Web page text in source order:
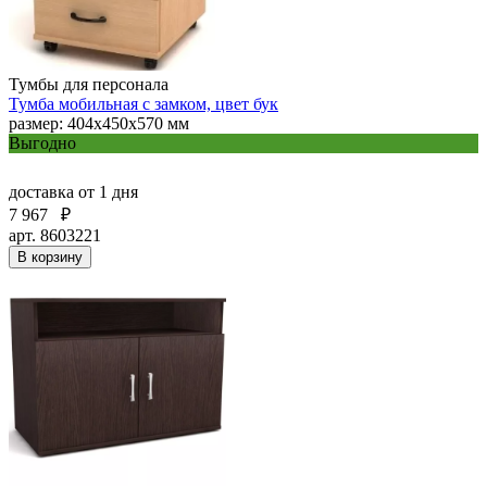
Тумбы для персонала
Тумба мобильная с замком, цвет бук
размер: 404х450х570 мм
Выгодно
доставка от 1 дня
7 967
₽
арт. 8603221
В корзину